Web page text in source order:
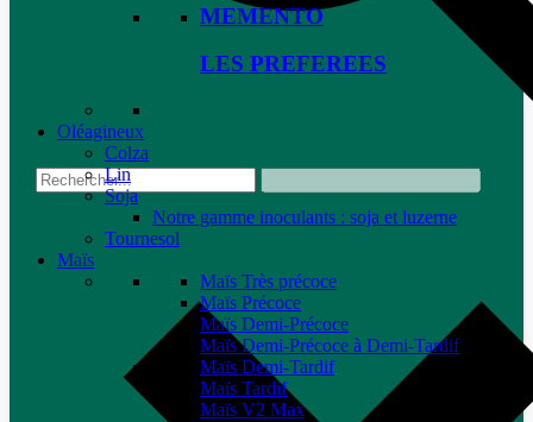
MEMENTO
LES PREFEREES
Oléagineux
Colza
Lin
Soja
Notre gamme inoculants : soja et luzerne
Tournesol
Maïs
Maïs Très précoce
Maïs Précoce
Maïs Demi-Précoce
Maïs Demi-Précoce à Demi-Tardif
Maïs Demi-Tardif
Maïs Tardif
Maïs V2 Max